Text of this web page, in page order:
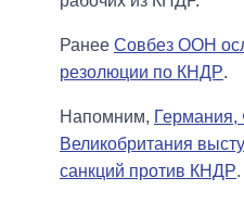
Ранее Совбез ООН
резолюции по КНДР.
Напомним, Германия,
Великобритания
санкций против КНДР.